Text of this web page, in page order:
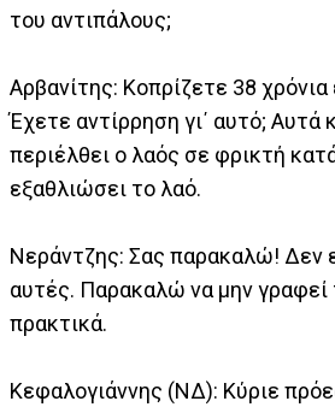
του αντιπάλους;
Αρβανίτης: Κοπρίζετε 38 χρόνια
Έχετε αντίρρηση γι΄ αυτό; Αυτά
περιέλθει ο λαός σε φρικτή
εξαθλιώσει το λαό.
Νεράντζης: Σας παρακαλώ! Δεν
αυτές. Παρακαλώ να μην γραφεί
πρακτικά.
Κεφαλογιάννης (ΝΔ): Κύριε